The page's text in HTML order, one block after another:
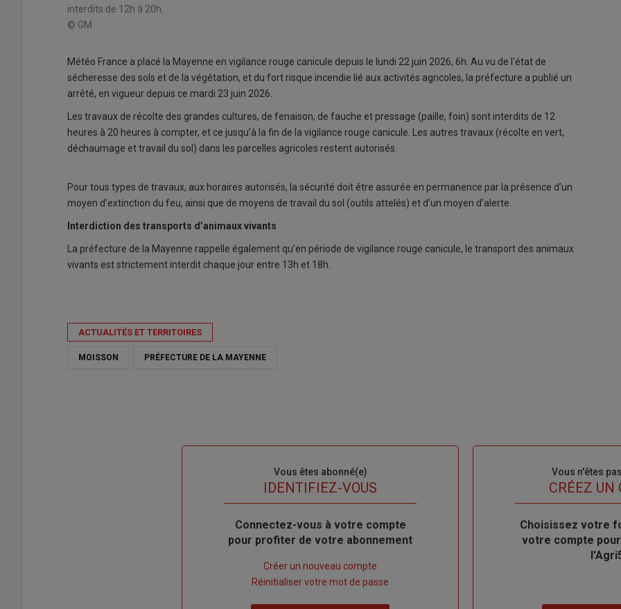
interdits de 12h à 20h.
© GM
Météo France a placé la Mayenne en vigilance rouge canicule depuis le lundi 22 juin 2026, 6h. Au vu de l'état de
sécheresse des sols et de la végétation, et du fort risque incendie lié aux activités agricoles, la préfecture a publié un
arrêté, en vigueur depuis ce mardi 23 juin 2026.
Les travaux de récolte des grandes cultures, de fenaison, de fauche et pressage (paille, foin) sont interdits de 12
heures à 20 heures à compter, et ce jusqu’à la fin de la vigilance rouge canicule. Les autres travaux (récolte en vert,
déchaumage et travail du sol) dans les parcelles agricoles restent autorisés.
Pour tous types de travaux, aux horaires autorisés, la sécurité doit être assurée en permanence par la présence d’un
moyen d’extinction du feu, ainsi que de moyens de travail du sol (outils attelés) et d’un moyen d’alerte.
Interdiction des transports d’animaux vivants
La préfecture de la Mayenne rappelle également qu’en période de vigilance rouge canicule, le transport des animaux
vivants est strictement interdit chaque jour entre 13h et 18h.
ACTUALITÉS ET TERRITOIRES
MOISSON PRÉFECTURE DE LA MAYENNE
Vous êtes abonné(e)
IDENTIFIEZ-VOUS
Body
Connectez-vous à votre compte
pour profiter de votre abonnement
Créer un nouveau compte
Réinitialiser votre mot de passe
Vous n'êtes
TITRECRÉEZ UN
Body
Choisissez votre
votre compte